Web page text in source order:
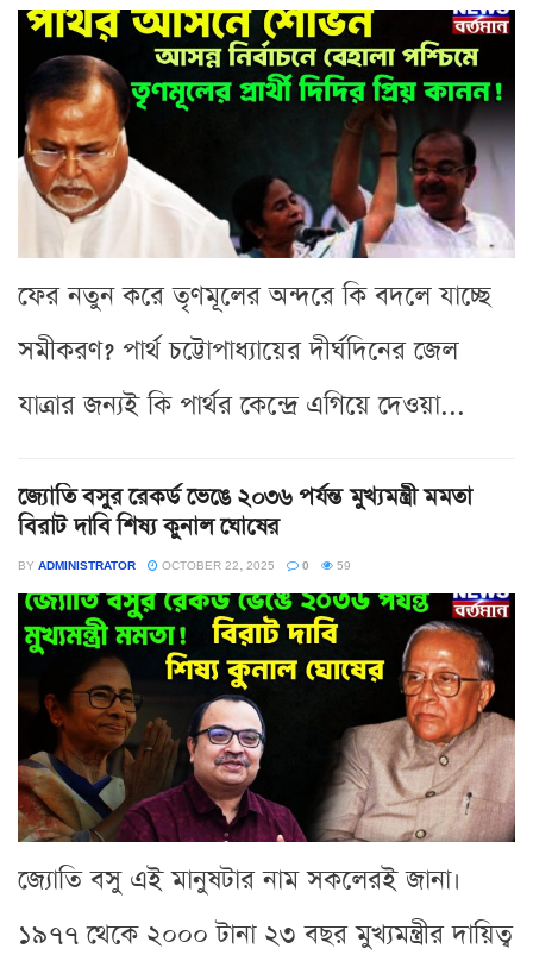
ফের নতুন করে তৃণমূলের অন্দরে কি বদলে যাচ্ছে
সমীকরণ? পার্থ চট্টোপাধ্যায়ের দীর্ঘদিনের জেল
যাত্রার জন্যই কি পার্থর কেন্দ্রে এগিয়ে দেওয়া...
জ্যোতি বসুর রেকর্ড ভেঙে ২০৩৬ পর্যন্ত মুখ্যমন্ত্রী মমতা
বিরাট দাবি শিষ্য কুনাল ঘোষের
BY ADMINISTRATOR OCTOBER 22, 2025 0 59
জ্যোতি বসু এই মানুষটার নাম সকলেরই জানা।
১৯৭৭ থেকে ২০০০ টানা ২৩ বছর মুখ্যমন্ত্রীর দায়িত্ব